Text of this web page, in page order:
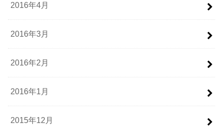
2016年4月
2016年3月
2016年2月
2016年1月
2015年12月